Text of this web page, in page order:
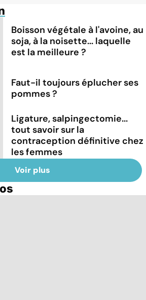
Boisson végétale à l'avoine, au
soja, à la noisette... laquelle
est la meilleure ?
Faut-il toujours éplucher ses
pommes ?
Ligature, salpingectomie...
tout savoir sur la
contraception définitive chez
les femmes
Voir plus